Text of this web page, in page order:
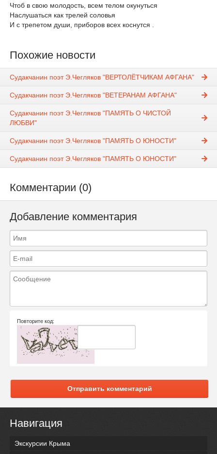
Чтоб в свою молодость, всем телом окунуться
Наслушаться как трелей соловья
И с трепетом души, приборов всех коснутся .
Похожие новости
Судакчанин поэт Э.Чегляков "ВЕРТОЛЁТЧИКАМ АФГАНА"
Судакчанин поэт Э.Чегляков "ВЕТЕРАНАМ АФГАНА"
Судакчанин поэт Э.Чегляков "ПАМЯТЬ О ЧИСТОЙ
ЛЮБВИ"
Судакчанин поэт Э.Чегляков "ПАМЯТЬ О ЮНОСТИ"
Судакчанин поэт Э.Чегляков "ПАМЯТЬ О ЮНОСТИ"
Комментарии (0)
Добавление комментария
Повторите код:
Отправить комментарий
Навигация
Экскурсии Крыма